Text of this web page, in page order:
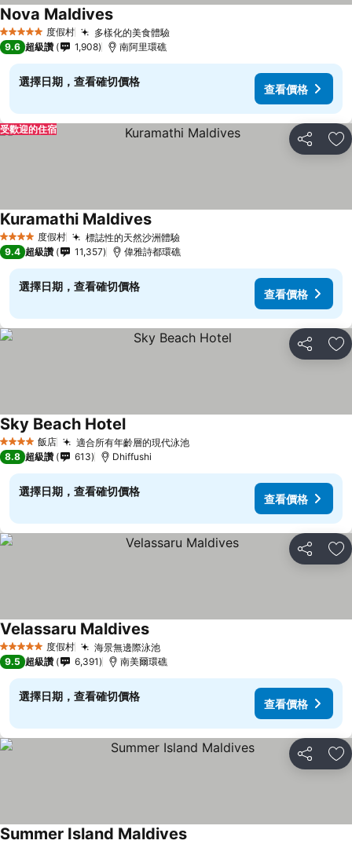
5 星級 度假村 多樣化的美食體驗
Nova Maldives
9.6 超級讚 1,908 南阿里環礁
選擇日期，查看確切價格
查看價格
分享 加
受歡迎的住宿
4 星級 度假村 標誌性的天然沙洲體驗
Kuramathi Maldives
9.4 超級讚 11,357 偉雅詩都環礁
選擇日期，查看確切價格
查看價格
分享 加
4 星級 飯店 適合所有年齡層的現代泳池
Sky Beach Hotel
8.8 超級讚 613 Dhiffushi
選擇日期，查看確切價格
查看價格
分享 加
5 星級 度假村 海景無邊際泳池
Velassaru Maldives
9.5 超級讚 6,391 南美爾環礁
選擇日期，查看確切價格
查看價格
分享 加
Summer Island Maldives